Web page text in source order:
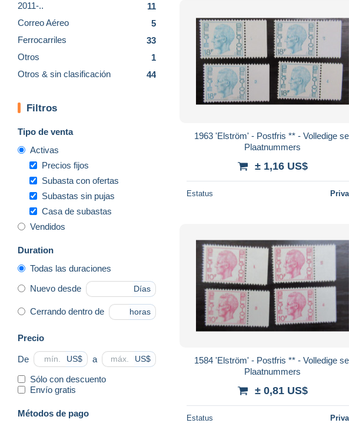
2011-..
11
Correo Aéreo
5
Ferrocarriles
33
Otros
1
Otros & sin clasificación
44
Filtros
Tipo de venta
Activas
Precios fijos
Subasta con ofertas
Subastas sin pujas
Casa de subastas
Vendidos
Duration
Todas las duraciones
Nuevo desde Días
Cerrando dentro de horas
Precio
De US$ a US$
Sólo con descuento
Envío gratis
Métodos de pago
1963 'Elström' - Postfris ** - Volledige
Plaatnummers
± 1,16 US$
Estatus
1584 'Elström' - Postfris ** - Volledige
Plaatnummers
± 0,81 US$
Estatus